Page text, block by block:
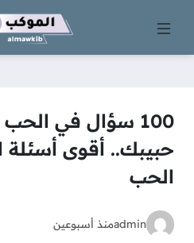
100 سؤال في
حبيبك.. أقوى
الحب
adminمنذ أسبوعين